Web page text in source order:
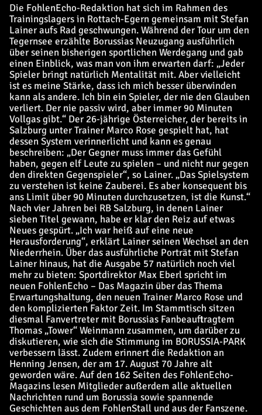
Die FohlenEcho-Redaktion hat sich im Rahmen des
Trainingslagers in Rottach-Egern gemeinsam mit Stefan
Lainer aufs Rad geschwungen. Während der Tour um den
Tegernsee erzählte Borussias Neuzugang ausführlich
über seinen bisherigen sportlichen Werdegang und gab
einen Einblick, was man von ihm erwarten darf: „Jeder
Spieler bringt natürlich Mentalität mit. Aber vielleicht
ist es meine Stärke, dass ich mich besser überwinden
kann als andere. Ich bin ein Spieler, der nie den Glauben
verliert. Der nie passiv wird, aber immer 90 Minuten
Vollgas gibt.“ Der 26-jährige Österreicher, der bereits in
Salzburg unter Trainer Marco Rose gespielt hat, hat
dessen System verinnerlicht und kann es genau
beschreiben: „Der Gegner muss immer das Gefühl
haben, gegen elf Leute zu spielen – und nicht nur gegen
den direkten Gegenspieler“, so Lainer. „Das Spielsystem
zu verstehen ist keine Zauberei. Es aber konsequent bis
ans Limit über 90 Minuten durchzusetzen, ist die Kunst.“
Nach vier Jahren bei RB Salzburg, in denen Lainer
sieben Titel gewann, habe er klar den Reiz auf etwas
Neues gespürt. „Ich war heiß auf eine neue
Herausforderung“, erklärt Lainer seinen Wechsel an den
Niederrhein. Über das ausführliche Porträt mit Stefan
Lainer hinaus, hat die Ausgabe 57 natürlich noch viel
mehr zu bieten: Sportdirektor Max Eberl spricht im
neuen FohlenEcho – Das Magazin über das Thema
Erwartungshaltung, den neuen Trainer Marco Rose und
den komplizierten Faktor Zeit. Im Stammtisch sitzen
diesmal Fanvertreter mit Borussias Fanbeauftragtem
Thomas „Tower“ Weinmann zusammen, um darüber zu
diskutieren, wie sich die Stimmung im BORUSSIA-PARK
verbessern lässt. Zudem erinnert die Redaktion an
Henning Jensen, der am 17. August 70 Jahre alt
geworden wäre. Auf den 162 Seiten des FohlenEcho-
Magazins lesen Mitglieder außerdem alle aktuellen
Nachrichten rund um Borussia sowie spannende
Geschichten aus dem FohlenStall und aus der Fanszene.